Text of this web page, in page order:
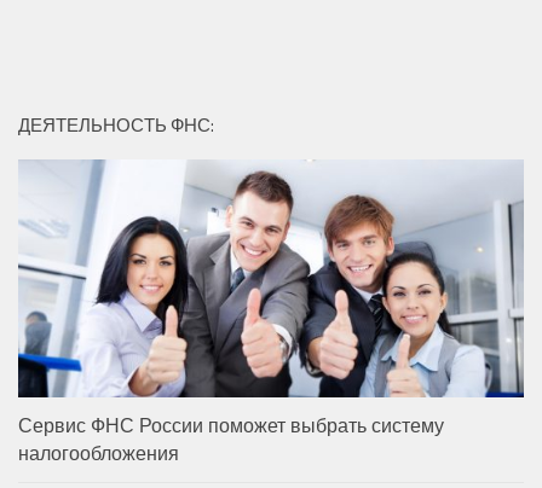
ДЕЯТЕЛЬНОСТЬ ФНС:
Сервис ФНС России поможет выбрать систему
налогообложения